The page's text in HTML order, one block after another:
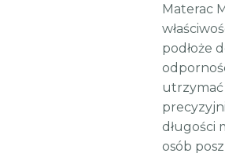
Materac
podłoże
utrzymać
długości
osób